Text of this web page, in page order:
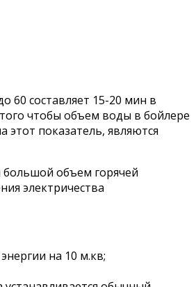
60 составляет 15-20 мин в
чтобы объем воды в бойлере
показатель, являются
большой объем горячей
электричества
на 10 м.кв;